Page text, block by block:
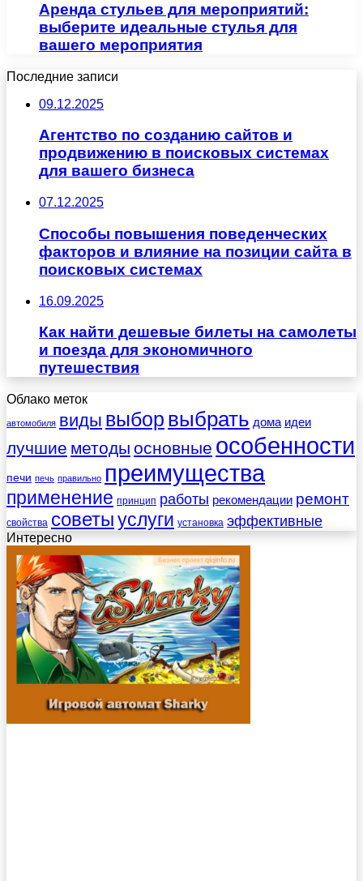
Аренда стульев для мероприятий:
выберите идеальные стулья для
вашего мероприятия
Последние записи
09.12.2025
Агентство по созданию сайтов и
продвижению в поисковых системах
для вашего бизнеса
07.12.2025
Способы повышения поведенческих
факторов и влияние на позиции сайта в
поисковых системах
16.09.2025
Как найти дешевые билеты на самолеты
и поезда для экономичного
путешествия
Облако меток
автомобиля виды выбор выбрать дома идеи
лучшие методы основные особенности
печи печь правильно преимущества
применение принцип работы рекомендации ремонт
свойства советыуслуги установка эффективные
Интересно